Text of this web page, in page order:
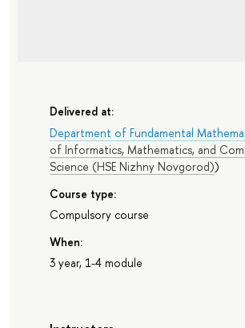
Delivered at:
Department of Fundamental
of Informatics, Mathematics, and
Science (HSE Nizhny Novgorod))
Course type:
Compulsory course
When:
3 year, 1-4 module